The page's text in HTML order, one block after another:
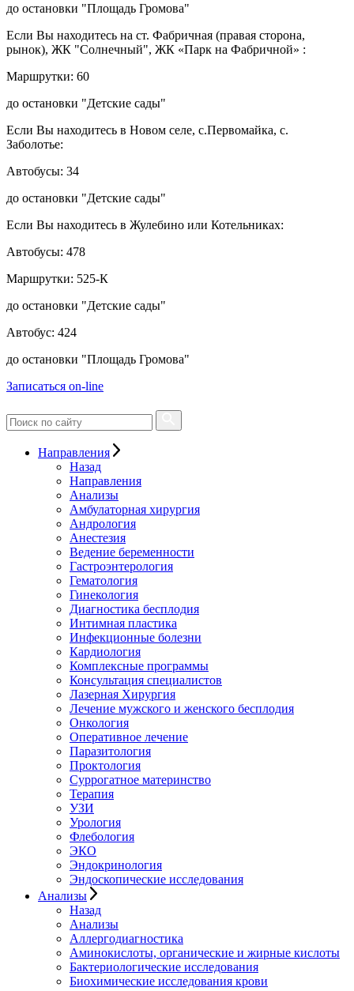
до остановки "Площадь Громова"
Если Вы находитесь на ст. Фабричная (правая сторона,
рынок), ЖК "Солнечный", ЖК «Парк на Фабричной» :
Маршрутки: 60
до остановки "Детские сады"
Если Вы находитесь в Новом селе, с.Первомайка, с.
Заболотье:
Автобусы: 34
до остановки "Детские сады"
Если Вы находитесь в Жулебино или Котельниках:
Автобусы: 478
Маршрутки: 525-К
до остановки "Детские сады"
Автобус: 424
до остановки "Площадь Громова"
Записаться on-line
Направления
Назад
Направления
Анализы
Амбулаторная хирургия
Андрология
Анестезия
Ведение беременности
Гастроэнтерология
Гематология
Гинекология
Диагностика бесплодия
Интимная пластика
Инфекционные болезни
Кардиология
Комплексные программы
Консультация специалистов
Лазерная Хирургия
Лечение мужского и женского бесплодия
Онкология
Оперативное лечение
Паразитология
Проктология
Суррогатное материнство
Терапия
УЗИ
Урология
Флебология
ЭКО
Эндокринология
Эндоскопические исследования
Анализы
Назад
Анализы
Аллергодиагностика
Аминокислоты, органические и жирные кислоты
Бактериологические исследования
Биохимические исследования крови